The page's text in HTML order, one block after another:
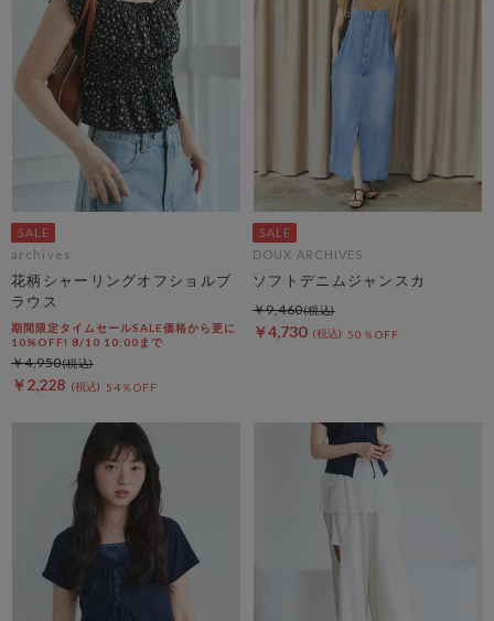
archives
花柄シャーリングオフショルブ
ラウス
期間限定タイムセールSALE価格から更に
10%OFF! 8/10 10:00まで
￥2,228 54％OFF
￥4,950
DOUX ARCHIVES
ソフトデニムジャンスカ
￥4,730 50％OFF
￥9,460